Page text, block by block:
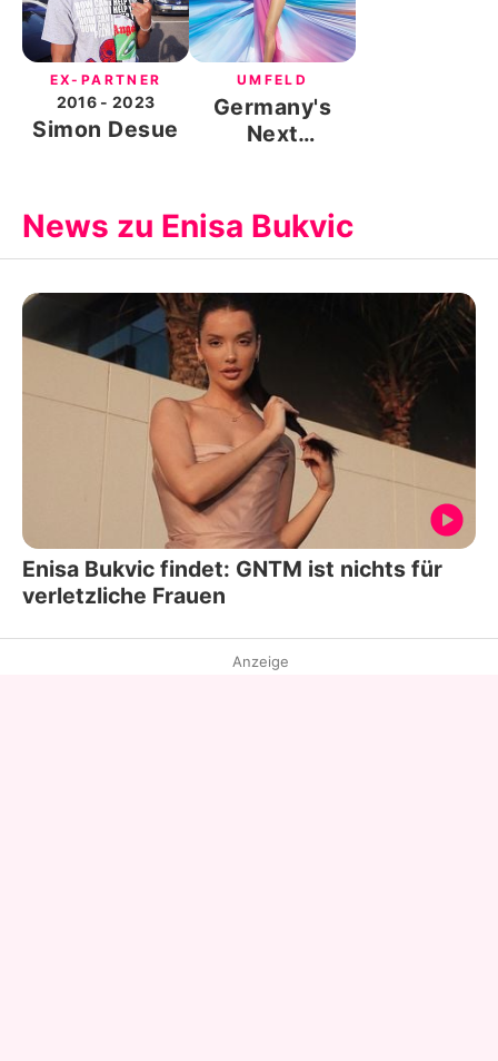
EX-PARTNER
2016- 2023
Simon Desue
UMFELD
Germany's
Next
News zu Enisa Bukvic
Enisa Bukvic findet: GNTM ist nichts für
verletzliche Frauen
Anzeige